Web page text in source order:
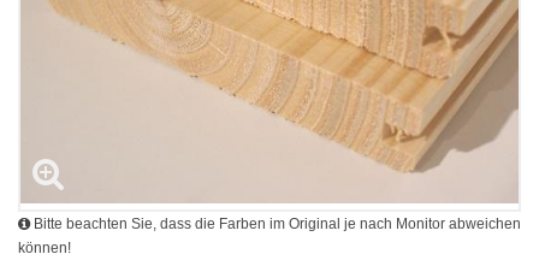
Bitte beachten Sie, dass die Farben im Original je nach Monitor abweichen
können!